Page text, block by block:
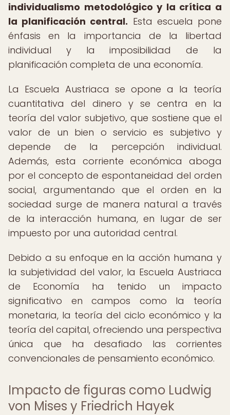
individualismo metodológico y la crítica a
la planificación central. Esta escuela pone
énfasis en la importancia de la libertad
individual y la imposibilidad de la
planificación completa de una economía.
La Escuela Austriaca se opone a la teoría
cuantitativa del dinero y se centra en la
teoría del valor subjetivo, que sostiene que el
valor de un bien o servicio es subjetivo y
depende de la percepción individual.
Además, esta corriente económica aboga
por el concepto de espontaneidad del orden
social, argumentando que el orden en la
sociedad surge de manera natural a través
de la interacción humana, en lugar de ser
impuesto por una autoridad central.
Debido a su enfoque en la acción humana y
la subjetividad del valor, la Escuela Austriaca
de Economía ha tenido un impacto
significativo en campos como la teoría
monetaria, la teoría del ciclo económico y la
teoría del capital, ofreciendo una perspectiva
única que ha desafiado las corrientes
convencionales de pensamiento económico.
Impacto de figuras como Ludwig
von Mises y Friedrich Hayek